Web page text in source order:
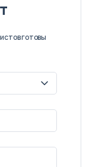
готовы